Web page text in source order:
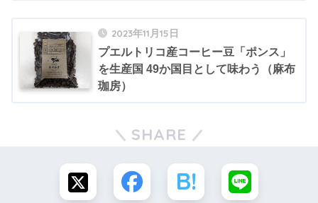
2023年11月15日
プエルトリコ産コーヒー豆「ポンス」
を生産国 49か国目として味わう（麻布
珈房）
SHARE